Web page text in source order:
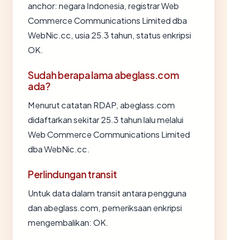
anchor: negara Indonesia, registrar Web
Commerce Communications Limited dba
WebNic.cc, usia 25.3 tahun, status enkripsi
OK.
Sudah berapa lama abeglass.com
ada?
Menurut catatan RDAP, abeglass.com
didaftarkan sekitar 25.3 tahun lalu melalui
Web Commerce Communications Limited
dba WebNic.cc.
Perlindungan transit
Untuk data dalam transit antara pengguna
dan abeglass.com, pemeriksaan enkripsi
mengembalikan: OK.